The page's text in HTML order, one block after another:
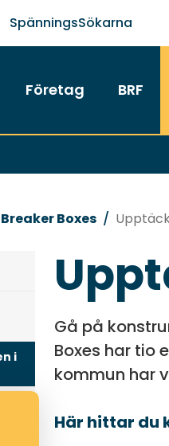
SpänningsSökarna
Företag BRF
Breaker Boxes
i
Gå på
Boxes har tio
kommun har
Här hittar du